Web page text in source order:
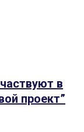
в
проект”